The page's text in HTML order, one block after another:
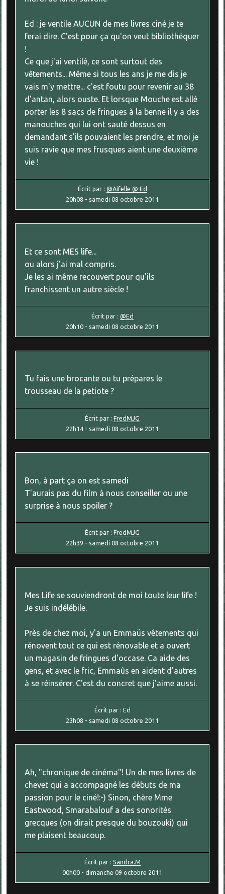
Ed : je ventile AUCUN de mes livres ciné je te
ferai dire. C'est pour ça qu'on veut bibliothéquer
!
Ce que j'ai ventilé, ce sont surtout des
vêtements... Même si tous les ans je me dis je
vais m'y mettre... c'est foutu pour revenir au 38
d'antan, alors ouste. Et lorsque Mouche est allé
porter les 8 sacs de fringues à la benne il y a des
manouches qui lui ont sauté dessus en
demandant s'ils pouvaient les prendre, et moi je
suis ravie que mes frusques aient une deuxième
vie !
Écrit par : @Aifelle @ Ed
20h08 - samedi 08 octobre 2011
Et ce sont MES life...
ou alors j'ai mal compris.
Je les ai même recouvert pour qu'ils
franchissent un autre siècle !
Écrit par : @Ed
20h10 - samedi 08 octobre 2011
Tu fais une brocante ou tu prépares le
trousseau de la petiote ?
Écrit par :FredMJG
22h14 - samedi 08 octobre 2011
Bon, à part ça on est samedi
T'aurais pas du film à nous conseiller ou une
surprise à nous spoiler ?
Écrit par :FredMJG
22h39 - samedi 08 octobre 2011
Mes Life se souviendront de moi toute leur life !
Je suis indélébile.
Près de chez moi, y'a un Emmaüs vêtements qui
rénovent tout ce qui est rénovable et a ouvert
un magasin de fringues d'occase. Ca aide des
gens, et avec le fric, Emmaûs en aident d'autres
à se réinsérer. C'est du concret que j'aime aussi.
Écrit par : Ed
23h08 - samedi 08 octobre 2011
Ah, "chronique de cinéma"! Un de mes livres de
chevet qui a accompagné les débuts de ma
passion pour le ciné!:-) Sinon, chère Mme
Eastwood, Smarabalouf a des sonorités
grecques (on dirait presque du bouzouki) qui
me plaisent beaucoup.
Écrit par : Sandra.M
00h00 -dimanche 09 octobre 2011